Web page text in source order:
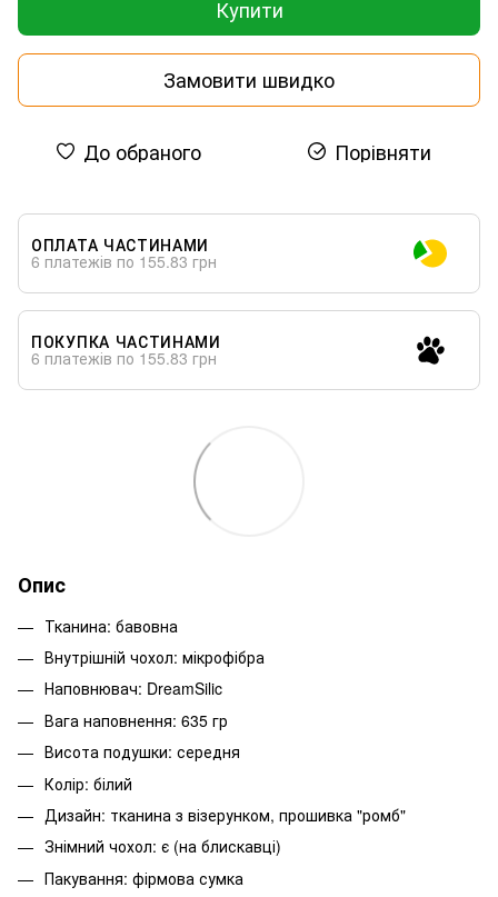
Купити
Замовити швидко
До обраного Порівняти
ОПЛАТА ЧАСТИНАМИ
6 платежів по 155.83 грн
ПОКУПКА ЧАСТИНАМИ
6 платежів по 155.83 грн
Опис
Тканина: бавовна
Внутрішній чохол: мікрофібра
Наповнювач: DreamSilic
Вага наповнення: 635 гр
Висота подушки: середня
Колір: білий
Дизайн: тканина з візерунком, прошивка "ромб"
Знімний чохол: є (на блискавці)
Пакування: фірмова сумка